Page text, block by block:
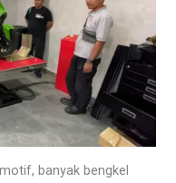
banyak bengkel